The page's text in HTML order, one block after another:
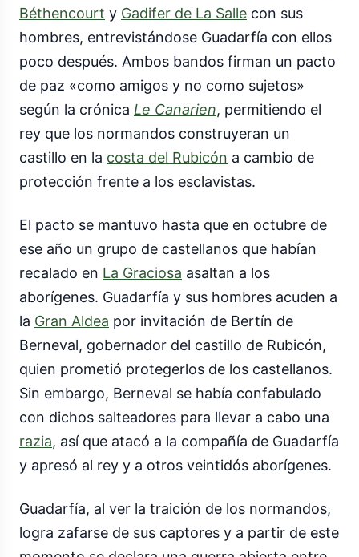
Béthencourt y Gadifer de La Salle con sus
hombres, entrevistándose Guadarfía con ellos
poco después. Ambos bandos firman un pacto
de paz «como amigos y no como sujetos»
según la crónica Le Canarien, permitiendo el
rey que los normandos construyeran un
castillo en la costa del Rubicón a cambio de
protección frente a los esclavistas.
El pacto se mantuvo hasta que en octubre de
ese año un grupo de castellanos que habían
recalado en La Graciosa asaltan a los
aborígenes. Guadarfía y sus hombres acuden a
la Gran Aldea por invitación de Bertín de
Berneval, gobernador del castillo de Rubicón,
quien prometió protegerlos de los castellanos.
Sin embargo, Berneval se había confabulado
con dichos salteadores para llevar a cabo una
razia, así que atacó a la compañía de Guadarfía
y apresó al rey y a otros veintidós aborígenes.
Guadarfía, al ver la traición de los normandos,
logra zafarse de sus captores y a partir de este